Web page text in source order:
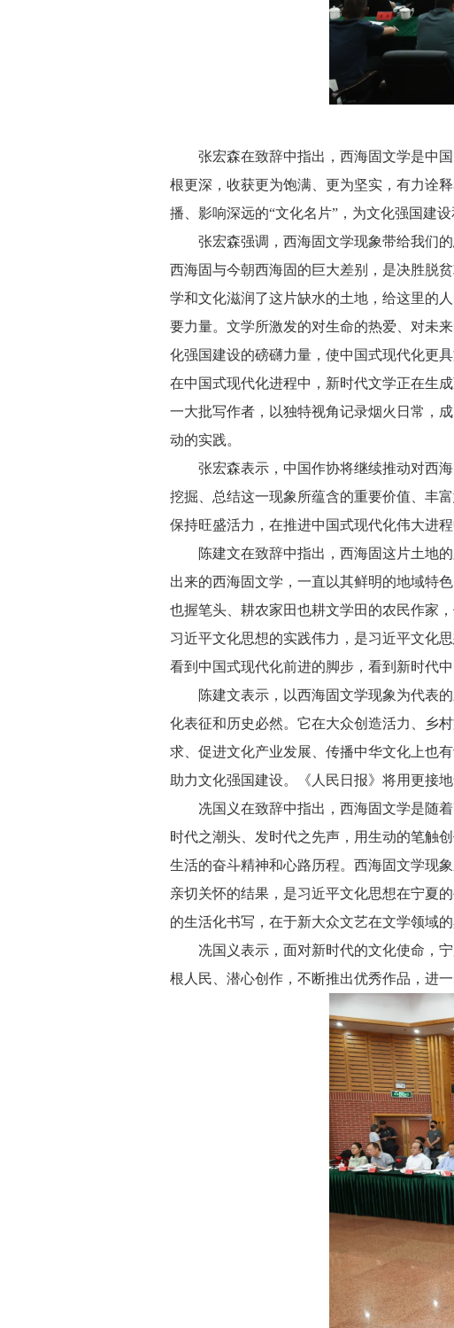
张宏森在致辞中指出，西海固文学是中国
根更深，收获更为饱满、更为坚实，有力诠
播、影响深远的“文化名片”，为文化强国建
张宏森强调，西海固文学现象带给我们的
西海固与今朝西海固的巨大差别，是决胜脱
学和文化滋润了这片缺水的土地，给这里的
要力量。文学所激发的对生命的热爱、对未
化强国建设的磅礴力量，使中国式现代化更
在中国式现代化进程中，新时代文学正在生
一大批写作者，以独特视角记录烟火日常，
动的实践。
张宏森表示，中国作协将继续推动对西海
挖掘、总结这一现象所蕴含的重要价值、丰
保持旺盛活力，在推进中国式现代化伟大进
陈建文在致辞中指出，西海固这片土地的
出来的西海固文学，一直以其鲜明的地域特
也握笔头、耕农家田也耕文学田的农民作家
习近平文化思想的实践伟力，是习近平文化
看到中国式现代化前进的脚步，看到新时代
陈建文表示，以西海固文学现象为代表的
化表征和历史必然。它在大众创造活力、乡
求、促进文化产业发展、传播中华文化上也
助力文化强国建设。《人民日报》将用更接
冼国义在致辞中指出，西海固文学是随着
时代之潮头、发时代之先声，用生动的笔触
生活的奋斗精神和心路历程。西海固文学现
亲切关怀的结果，是习近平文化思想在宁夏
的生活化书写，在于新大众文艺在文学领域
冼国义表示，面对新时代的文化使命，宁
根人民、潜心创作，不断推出优秀作品，进